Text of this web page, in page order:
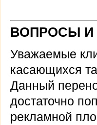
ВОПРОСЫ И
Уважаемые
касающихся
Данный
достаточно
рекламной